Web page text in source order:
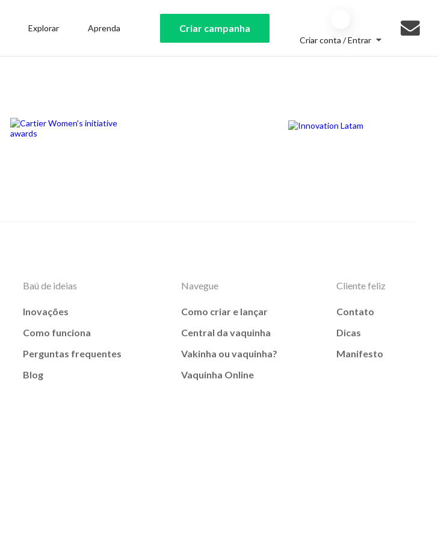
Explorar Aprenda Criar campanha
Criar conta / Entrar
Baú de ideias
Inovações
Como funciona
Perguntas frequentes
Blog
Navegue
Como criar e lançar
Central da vaquinha
Vakinha ou vaquinha?
Vaquinha Online
Cliente feliz
Contato
Dicas
Manifesto